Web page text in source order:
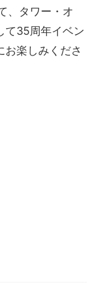
、タワー・オ
て35周年イベン
お楽しみくださ